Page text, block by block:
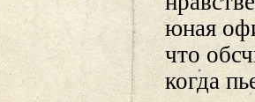
юная
что
когда